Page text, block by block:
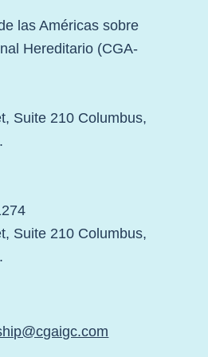
las Américas sobre
Hereditario (CGA-
Suite 210 Columbus,
Suite 210 Columbus,